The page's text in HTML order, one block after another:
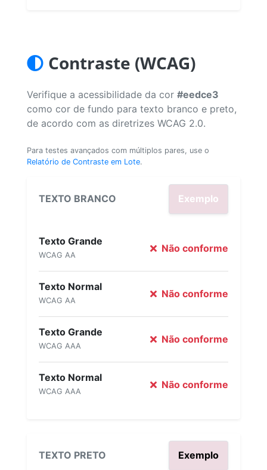
Contraste (WCAG)
Verifique a acessibilidade da cor #eedce3
como cor de fundo para texto branco e preto,
de acordo com as diretrizes WCAG 2.0.
Para testes avançados com múltiplos pares, use o
Relatório de Contraste em Lote.
TEXTO BRANCO Exemplo
Texto Grande
WCAG AA
Não conforme
Texto Normal
WCAG AA
Não conforme
Texto Grande
WCAG AAA
Não conforme
Texto Normal
WCAG AAA
Não conforme
TEXTO PRETO Exemplo